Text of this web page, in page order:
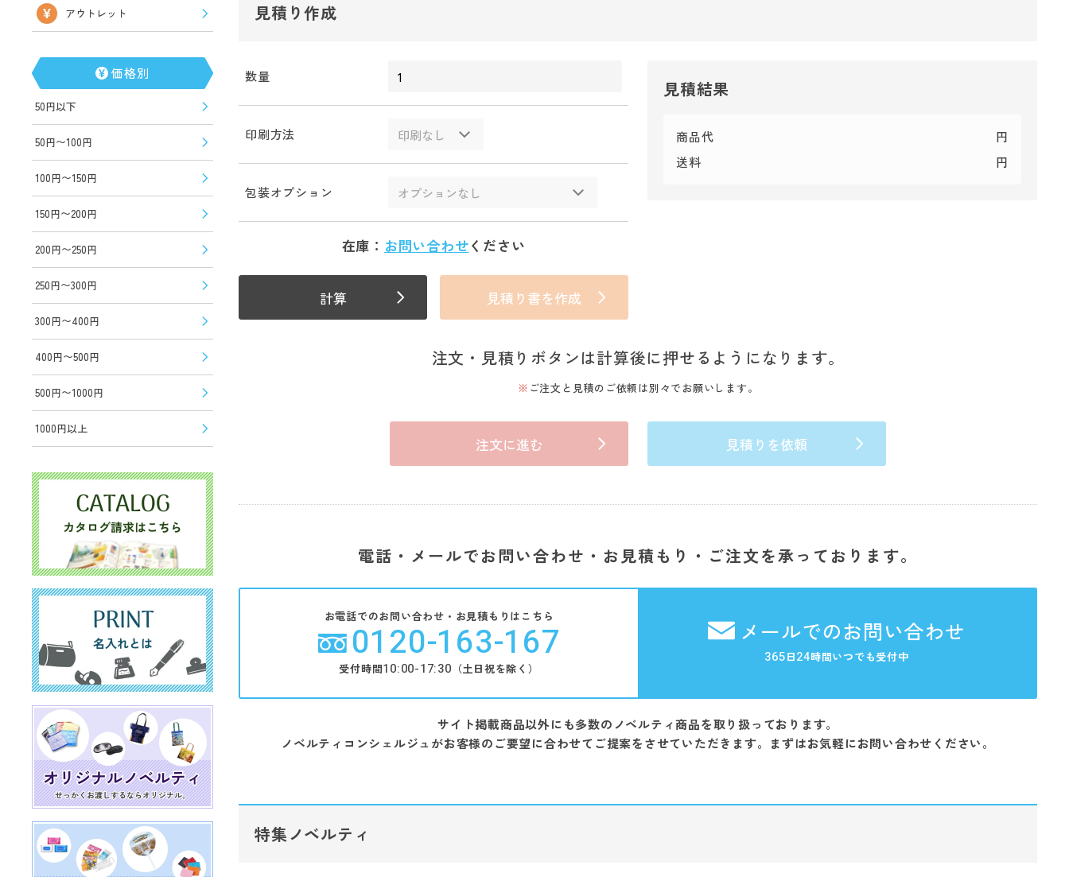
アウトレット
価格別
50円以下
50円〜100円
100円〜150円
150円〜200円
200円〜250円
250円〜300円
300円〜400円
400円〜500円
500円〜1000円
1000円以上
見積り作成
数量
印刷方法
包装オプション
在庫： お問い合わせください
計算 見積り書を作成
見積結果
商品代
円
送料
円
注文・見積りボタンは計算後に押せるようになります。
ご注文と見積のご依頼は別々でお願いします。
注文に進む 見積りを依頼
電話・メールでお問い合わせ・お見積もり・ご注文を承っております。
お電話でのお問い合わせ・お見積もりはこちら
0120-163-167
受付時間10:00-17:30 （土日祝を除く）
メールでのお問い合わせ
365日24時間いつでも受付中
サイト掲載商品以外にも多数のノベルティ商品を取り扱っております。
ノベルティコンシェルジュがお客様のご要望に合わせてご提案をさせていただきます。まずはお気軽にお問い合わせください。
特集ノベルティ